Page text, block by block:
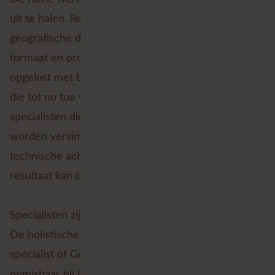
uit te halen. Relatief complexe handelingen om
geografische data te transformeren naar het juiste
formaat en projectie, kunnen in theorie worden
opgelost met behulp van een LLM-prompt. Zaken
die tot nu toe vooral waren weggelegd voor GIS-
specialisten die diep in de materie zitten, kunnen nu
worden versimpeld zodat iedereen met een
technische achtergrond in principe hetzelfde
resultaat kan behalen.
Specialisten zijn echter niet zomaar te vervangen.
De holistische kennis en ervaring van een GIS-
specialist of Geospatial Data Scientist is nog steeds